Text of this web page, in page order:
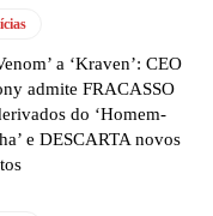
a ‘Kraven’: CEO
admite FRACASSO
do ‘Homem-
e DESCARTA novos